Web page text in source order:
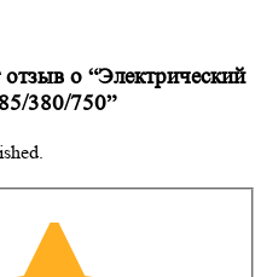
о “Электрический
380/750”